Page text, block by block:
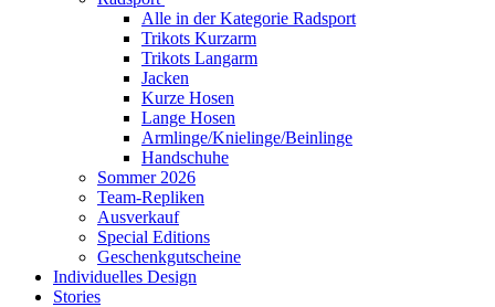
Alle in der Kategorie Radsport
Trikots Kurzarm
Trikots Langarm
Jacken
Kurze Hosen
Lange Hosen
Armlinge/Knielinge/Beinlinge
Handschuhe
Sommer 2026
Team-Repliken
Ausverkauf
Special Editions
Geschenkgutscheine
Individuelles Design
Stories